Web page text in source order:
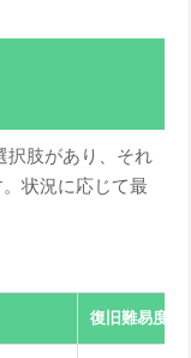
択肢があり、それ
状況に応じて最
復旧難易度